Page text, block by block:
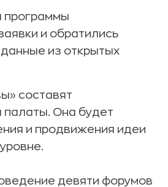
программы
и обратились
из открытых
составят
палаты. Она будет
и продвижения идеи
девяти форумов